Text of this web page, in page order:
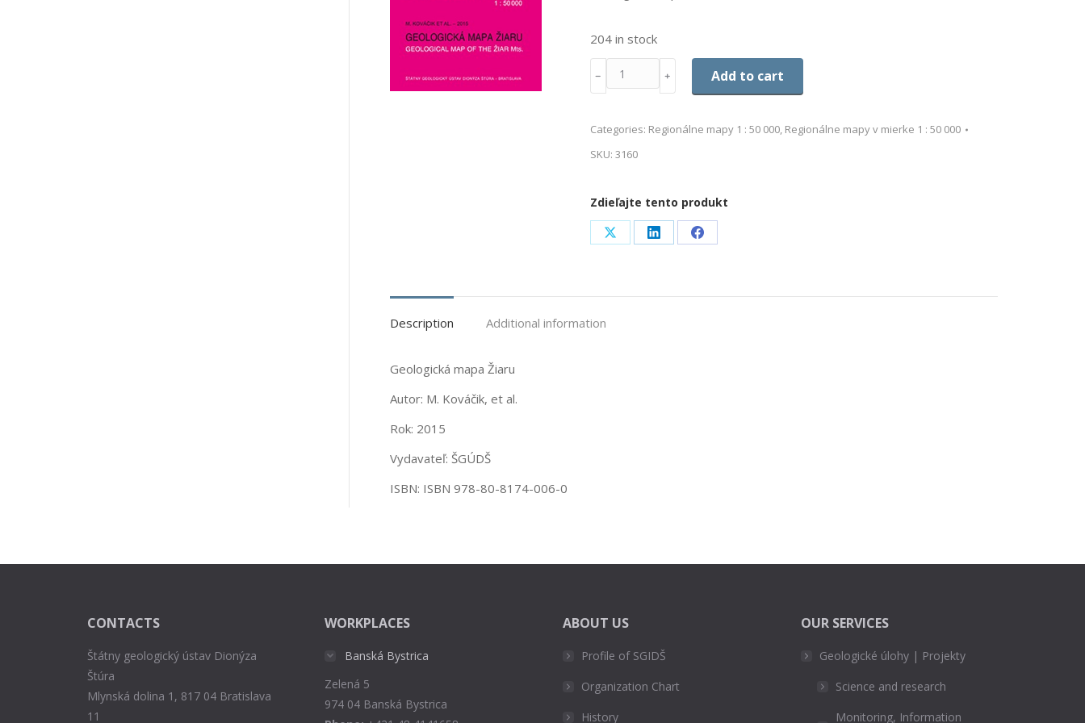
204 in stock
Quantity
﹣ ﹢ Add to cart
Categories: Regionálne mapy 1 : 50 000, Regionálne mapy v mierke 1 : 50 000
SKU: 3160
Zdieľajte tento produkt
Share
X
Share
LinkedIn
Share
Facebook
Description Additional information
Geologická mapa Žiaru
Autor: M. Kováčik, et al.
Rok: 2015
Vydavateľ: ŠGÚDŠ
ISBN: ISBN 978-80-8174-006-0
CONTACTS
Štátny geologický ústav Dionýza
Štúra
Mlynská dolina 1, 817 04 Bratislava
11
WORKPLACES
Banská Bystrica
Zelená 5
974 04 Banská Bystrica
ABOUT US
Profile of SGIDŠ
Organization Chart
History
OUR SERVICES
Geologické úlohy | Projekty
Science and research
Monitoring, Information